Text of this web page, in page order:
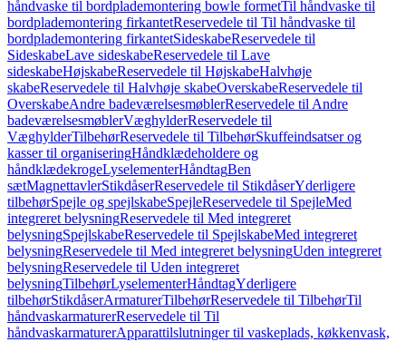
håndvaske til bordplademontering bowle formetTil håndvaske til
bordplademontering firkantetReservedele til Til håndvaske til
bordplademontering firkantetSideskabeReservedele til
SideskabeLave sideskabeReservedele til Lave
sideskabeHøjskabeReservedele til HøjskabeHalvhøje
skabeReservedele til Halvhøje skabeOverskabeReservedele til
OverskabeAndre badeværelsesmøblerReservedele til Andre
badeværelsesmøblerVæghylderReservedele til
VæghylderTilbehørReservedele til TilbehørSkuffeindsatser og
kasser til organiseringHåndklædeholdere og
håndklædekrogeLyselementerHåndtagBen
sætMagnettavlerStikdåserReservedele til StikdåserYderligere
tilbehørSpejle og spejlskabeSpejleReservedele til SpejleMed
integreret belysningReservedele til Med integreret
belysningSpejlskabeReservedele til SpejlskabeMed integreret
belysningReservedele til Med integreret belysningUden integreret
belysningReservedele til Uden integreret
belysningTilbehørLyselementerHåndtagYderligere
tilbehørStikdåserArmaturerTilbehørReservedele til TilbehørTil
håndvaskarmaturerReservedele til Til
håndvaskarmaturerApparattilslutninger til vaskeplads, køkkenvask,